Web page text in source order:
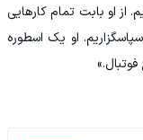
از او بابت تمام کارهایی
او یک اسطوره